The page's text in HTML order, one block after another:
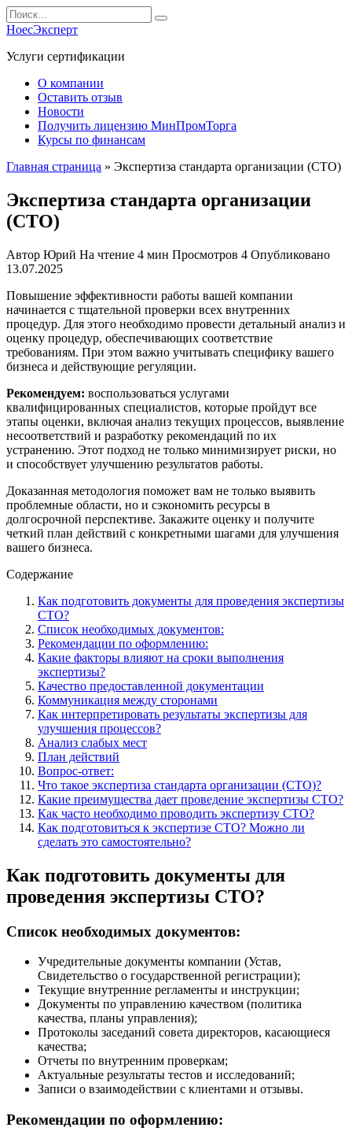
Перейти
к
содержанию
Search
for:
НоесЭксперт
Услуги сертификации
О компании
Оставить отзыв
Новости
Получить лицензию МинПромТорга
Курсы по финансам
Главная страница » Экспертиза стандарта организации (СТО)
Экспертиза стандарта организации
(СТО)
Автор Юрий На чтение 4 мин Просмотров 4 Опубликовано
13.07.2025
Повышение эффективности работы вашей компании
начинается с тщательной проверки всех внутренних
процедур. Для этого необходимо провести детальный анализ и
оценку процедур, обеспечивающих соответствие
требованиям. При этом важно учитывать специфику вашего
бизнеса и действующие регуляции.
Рекомендуем: воспользоваться услугами
квалифицированных специалистов, которые пройдут все
этапы оценки, включая анализ текущих процессов, выявление
несоответствий и разработку рекомендаций по их
устранению. Этот подход не только минимизирует риски, но
и способствует улучшению результатов работы.
Доказанная методология поможет вам не только выявить
проблемные области, но и сэкономить ресурсы в
долгосрочной перспективе. Закажите оценку и получите
четкий план действий с конкретными шагами для улучшения
вашего бизнеса.
Содержание
Как подготовить документы для проведения экспертизы
СТО?
Список необходимых документов:
Рекомендации по оформлению:
Какие факторы влияют на сроки выполнения
экспертизы?
Качество предоставленной документации
Коммуникация между сторонами
Как интерпретировать результаты экспертизы для
улучшения процессов?
Анализ слабых мест
План действий
Вопрос-ответ:
Что такое экспертиза стандарта организации (СТО)?
Какие преимущества дает проведение экспертизы СТО?
Как часто необходимо проводить экспертизу СТО?
Как подготовиться к экспертизе СТО? Можно ли
сделать это самостоятельно?
Как подготовить документы для
проведения экспертизы СТО?
Список необходимых документов:
Учредительные документы компании (Устав,
Свидетельство о государственной регистрации);
Текущие внутренние регламенты и инструкции;
Документы по управлению качеством (политика
качества, планы управления);
Протоколы заседаний совета директоров, касающиеся
качества;
Отчеты по внутренним проверкам;
Актуальные результаты тестов и исследований;
Записи о взаимодействии с клиентами и отзывы.
Рекомендации по оформлению: